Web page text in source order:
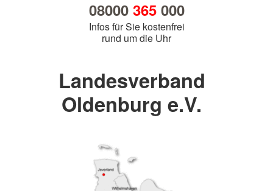
08000 365000
Infos für Sie kostenfrei
rund um die Uhr
Landesverband
Oldenburg e.V.